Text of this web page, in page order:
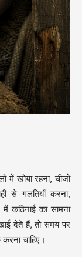
में खोया रहना, चीजों
से गलतियाँ करना,
कठिनाई का सामना
देते हैं, तो समय पर
चाहिए।